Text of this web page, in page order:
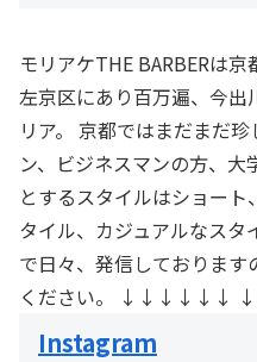
モリアケTHE BARBERは京
左京区にあり百万遍、今
リア。 京都ではまだまだ
ン、ビジネスマンの方、大
とするスタイルはショー
タイル、カジュアルなス
で日々、発信しておりま
ください。 ↓↓↓↓↓↓
Instagram